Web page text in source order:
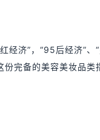
经济”，“95后经济”
份完备的美容美妆品